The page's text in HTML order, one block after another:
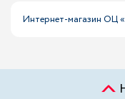
Интернет-магазин ОЦ